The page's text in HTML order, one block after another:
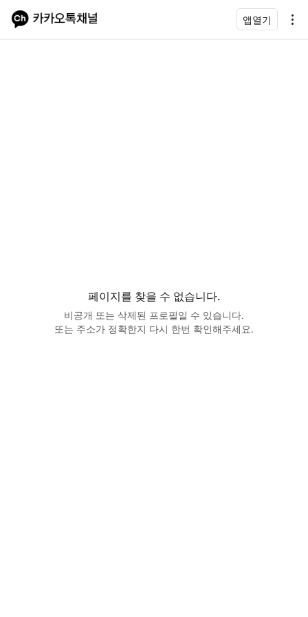
앱열기
페이지를 찾을 수 없습니다.
비공개 또는 삭제된 프로필일 수 있습니다.
또는 주소가 정확한지 다시 한번 확인해주세요.